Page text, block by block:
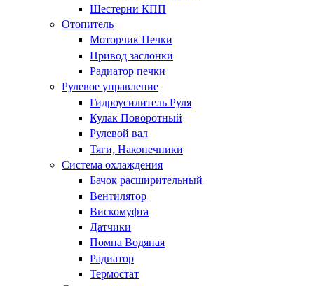
Шестерни КПП
Отопитель
Моторчик Печки
Привод заслонки
Радиатор печки
Рулевое управление
Гидроусилитель Руля
Кулак Поворотный
Рулевой вал
Тяги, Наконечники
Система охлаждения
Бачок расширительный
Вентилятор
Вискомуфта
Датчики
Помпа Водяная
Радиатор
Термостат